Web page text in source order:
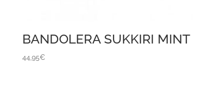
BANDOLERA SUKKIRI MINT
44,95€